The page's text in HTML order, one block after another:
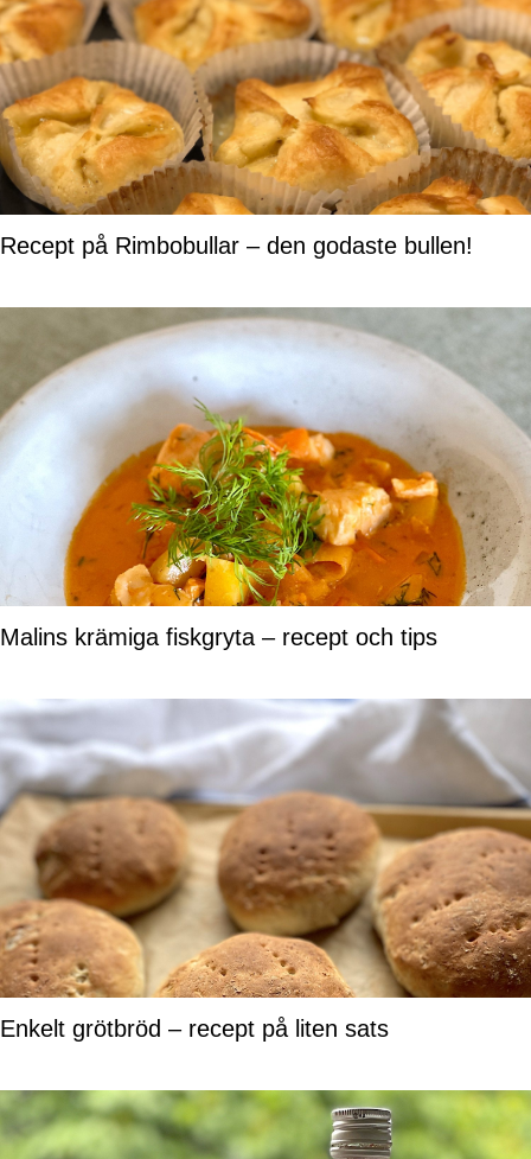
Recept på Rimbobullar – den godaste bullen!
Malins krämiga fiskgryta – recept och tips
Enkelt grötbröd – recept på liten sats